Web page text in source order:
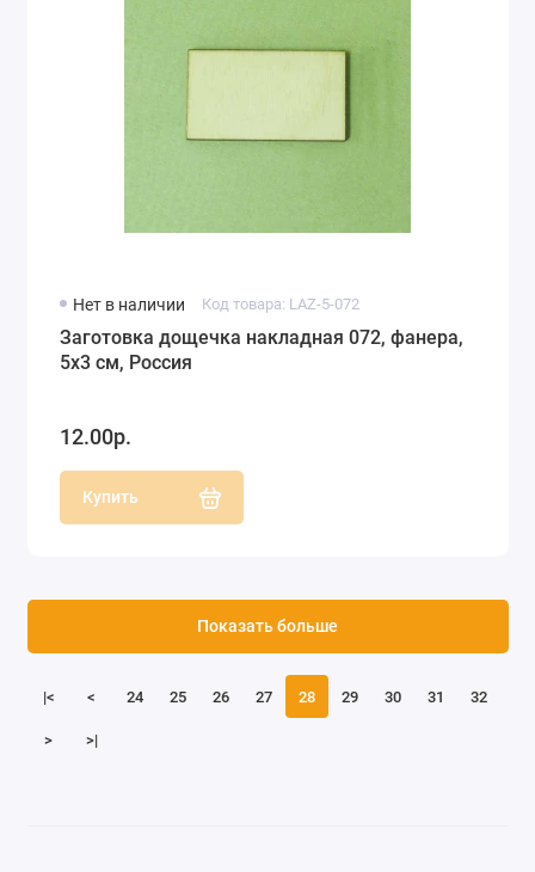
Нет в наличии Код товара: LAZ-5-072
Заготовка дощечка накладная 072, фанера,
5х3 см, Россия
12.00р.
Купить
|< < 24 25 26 27 28 29 30 31 32
> >|
Показать больше